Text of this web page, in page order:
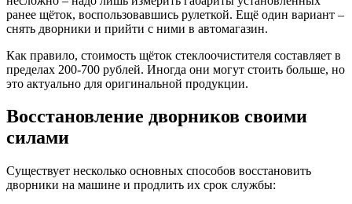
ранее щёток, воспользовавшись рулеткой. Ещё один вариант –
снять дворники и прийти с ними в автомагазин.
Как правило, стоимость щёток стеклоочистителя составляет в
пределах 200-700 рублей. Иногда они могут стоить больше, но
это актуально для оригинальной продукции.
Восстановление дворников своими
силами
Существует несколько основных способов восстановить
дворники на машине и продлить их срок службы: